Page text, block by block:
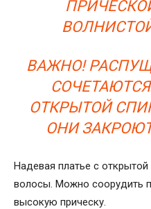
ВАЖНО!
ОТКРЫТОЙ
ОНИ
Надевая платье с
волосы. Можно соорудить
высокую прическу.